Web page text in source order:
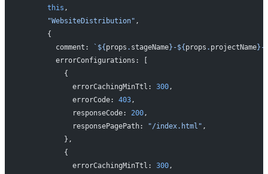
      this
,
      "WebsiteDistribution"
,
      {
        comment:
`${ props . stageName}-${ props . projectName}-
        errorConfigurations: [
          {
            errorCachingMinTtl:
300,
            errorCode:
403,
            responseCode:
200,
            responsePagePath:
"/index.html" ,
          },
          {
            errorCachingMinTtl:
300,